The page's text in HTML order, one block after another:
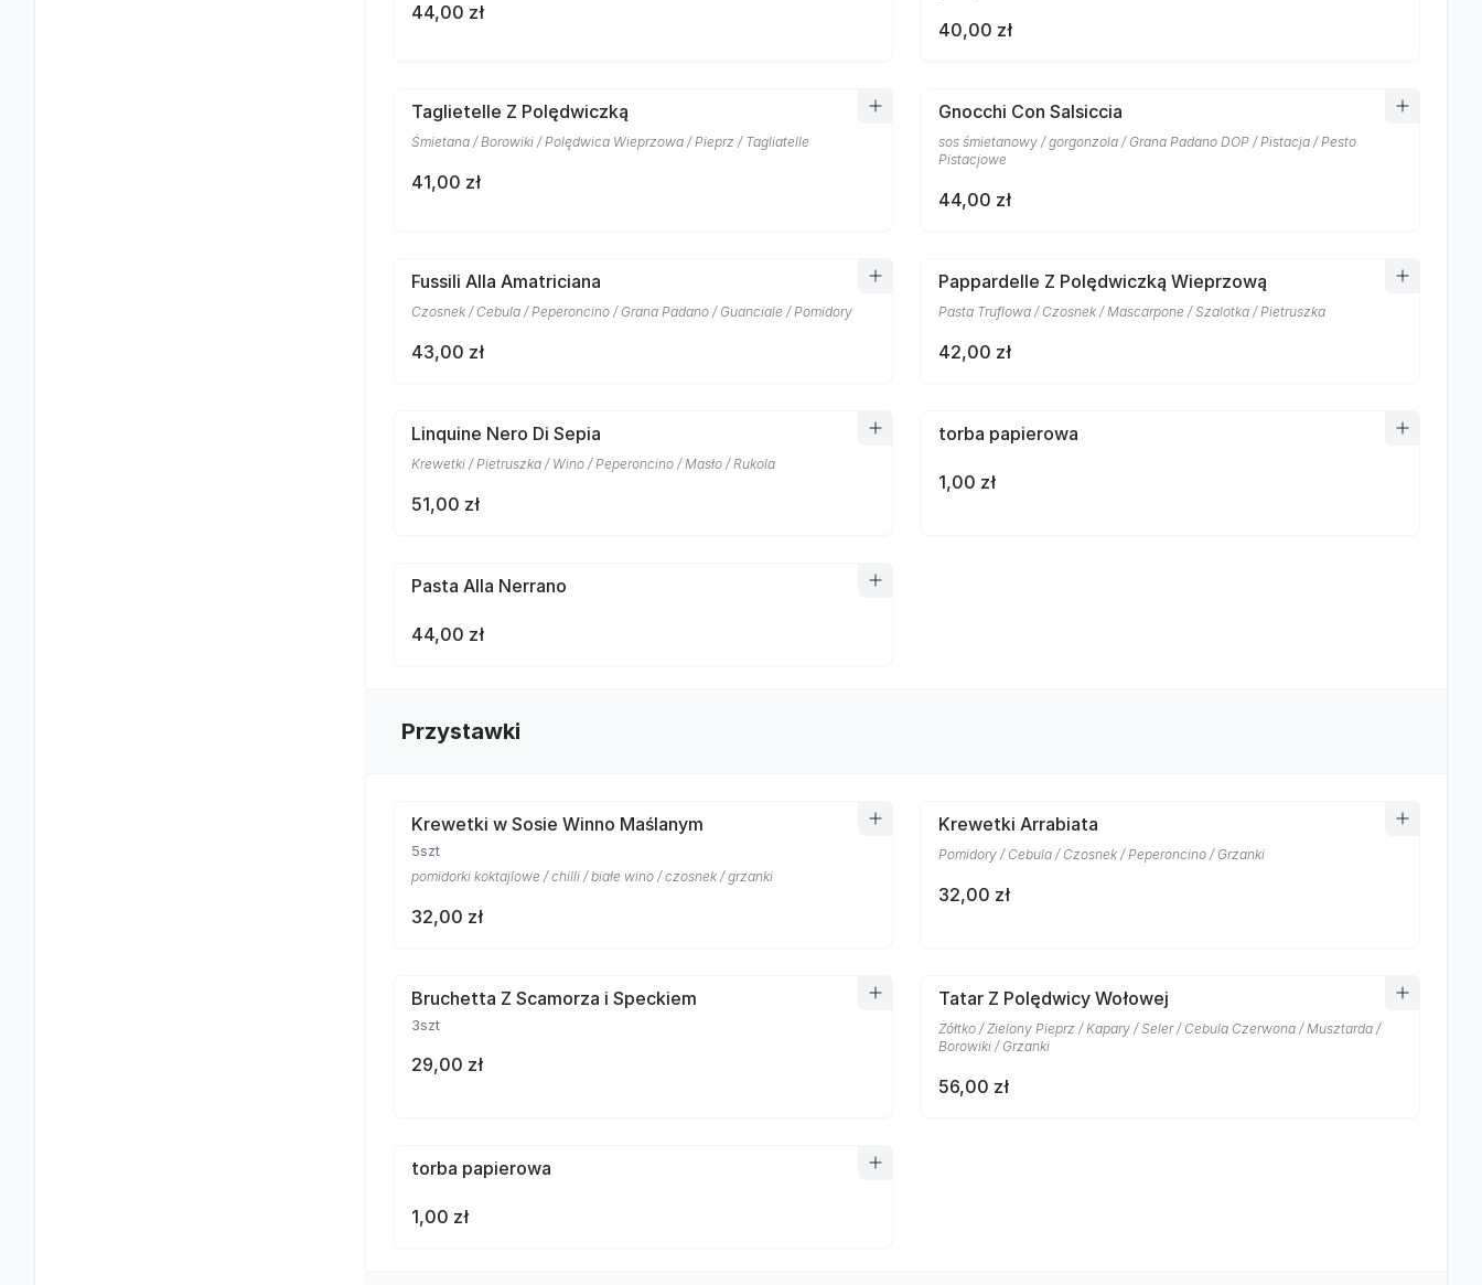
44,00 zł
40,00 zł
Taglietelle Z Polędwiczką
Śmietana / Borowiki / Polędwica Wieprzowa / Pieprz / Tagliatelle
41,00 zł
Gnocchi Con Salsiccia
sos śmietanowy / gorgonzola / Grana Padano DOP / Pistacja / Pesto
Pistacjowe
44,00 zł
Fussili Alla Amatriciana
Czosnek / Cebula / Peperoncino / Grana Padano / Guanciale / Pomidory
43,00 zł
Pappardelle Z Polędwiczką Wieprzową
Pasta Truflowa / Czosnek / Mascarpone / Szalotka / Pietruszka
42,00 zł
Linquine Nero Di Sepia
Krewetki / Pietruszka / Wino / Peperoncino / Masło / Rukola
51,00 zł
torba papierowa
1,00 zł
Pasta Alla Nerrano
44,00 zł
Przystawki
Krewetki w Sosie Winno Maślanym
5szt
pomidorki koktajlowe / chilli / białe wino / czosnek / grzanki
32,00 zł
Krewetki Arrabiata
Pomidory / Cebula / Czosnek / Peperoncino / Grzanki
32,00 zł
Bruchetta Z Scamorza i Speckiem
3szt
29,00 zł
Tatar Z Polędwicy Wołowej
Żółtko / Zielony Pieprz / Kapary / Seler / Cebula Czerwona / Musztarda /
Borowiki / Grzanki
56,00 zł
torba papierowa
1,00 zł